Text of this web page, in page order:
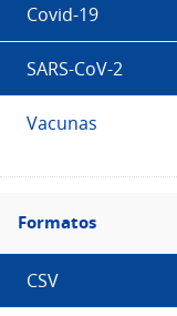
Covid-19
SARS-CoV-2
Vacunas
Filtro
Formatos
Formatos
CSV